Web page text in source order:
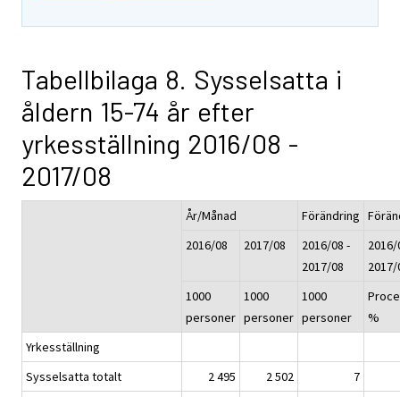
Tabellbilaga 8. Sysselsatta i
åldern 15-74 år efter
yrkesställning 2016/08 -
2017/08
År/Månad Förändring
2016/08
2017/08
2016/08 -
2017/08
2016/
2017/
1000
personer
1000
personer
1000
personer
%
Yrkesställning
Sysselsatta totalt
2 495 2 502
7